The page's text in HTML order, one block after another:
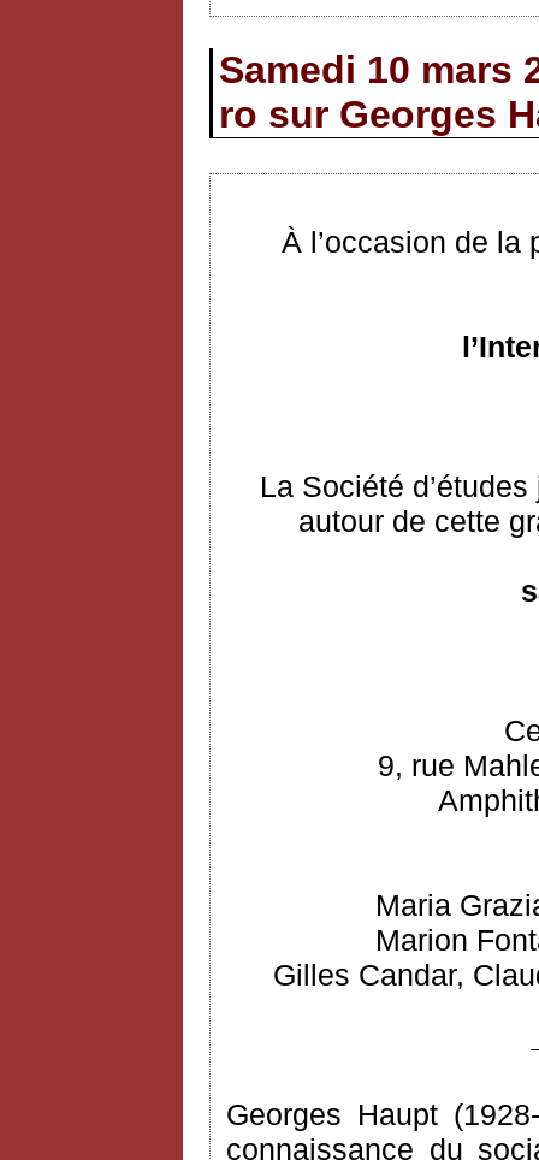
Samedi 10 mars
ro sur Georges
À l’occasion de
La Société
autour de cette
9, rue
Maria
Marion
Gilles Candar,
Georges Haupt
connaissance du